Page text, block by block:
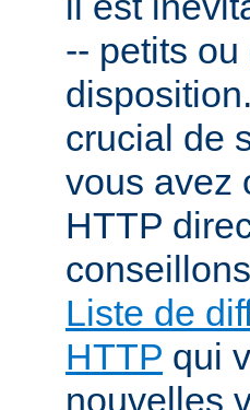
-- petits
crucial de
vous avez
HTTP
Liste de
HTTP qui
nouvelles